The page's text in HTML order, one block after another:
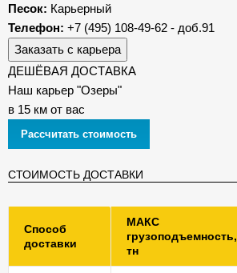
Песок: Карьерный
Телефон: +7 (495) 108-49-62 - доб.91
Заказать с карьера
ДЕШЁВАЯ ДОСТАВКА
Наш карьер "Озеры"
в 15 км от вас
Рассчитать стоимость
СТОИМОСТЬ ДОСТАВКИ
Способ
доставки
МАКС
грузоподъемность,
тн